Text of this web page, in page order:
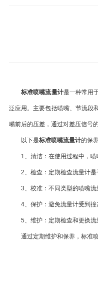
标准喷嘴流量计是一种常用
泛应用。主要包括喷嘴、节流段
嘴前后的压差，通过对差压信号
以下是标准喷嘴流量计的保
1、清洁：在使用过程中，喷
2、检查：定期检查流量计是
3、校准：不同类型的喷嘴流
4、保护：避免流量计受到撞
5、维护：定期检查和更换流
通过定期维护和保养，标准喷